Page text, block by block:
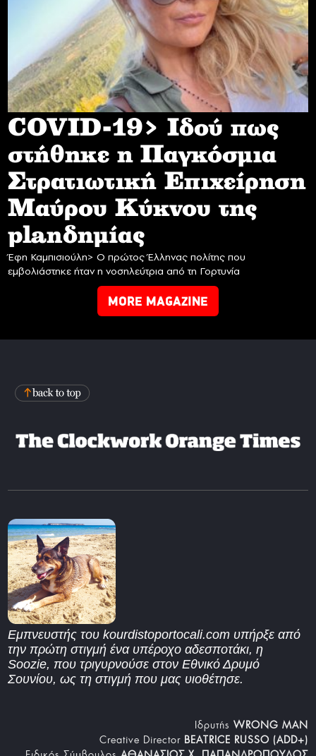
COVID-19> Iδού πως
στήθηκε η Παγκόσμια
Στρατιωτική Επιχείρηση
Mαύρου Κύκνου της
planδημίας
Έφη Καμπισιούλη> Ο πρώτος Έλληνας πολίτης που
εμβολιάστηκε ήταν η νοσηλεύτρια από τη Γορτυνία
MORE MAGAZINE
Εμπνευστής του kourdistoportocali.com υπήρξε από
την πρώτη στιγμή ένα υπέροχο αδεσποτάκι, η
Soozie, που τριγυρνούσε στον Εθνικό Δρυμό
Σουνίου, ως τη στιγμή που μας υιοθέτησε.
Iδρυτής WRONG MAN
Creative Director BEATRICE RUSSO (ADD+)